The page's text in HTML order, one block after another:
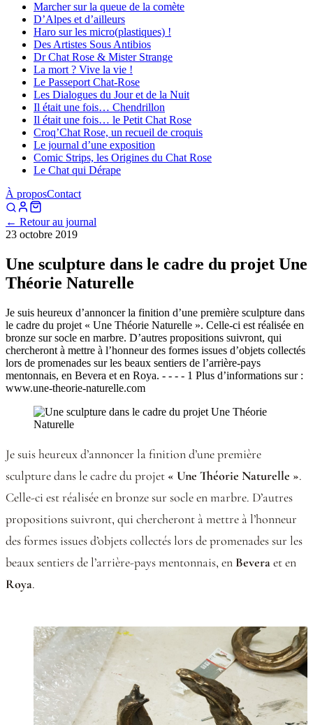
Marcher sur la queue de la comète
D’Alpes et d’ailleurs
Haro sur les micro(plastiques) !
Des Artistes Sous Antibios
Dr Chat Rose & Mister Strange
La mort ? Vive la vie !
Le Passeport Chat-Rose
Les Dialogues du Jour et de la Nuit
Il était une fois… Chendrillon
Il était une fois… le Petit Chat Rose
Croq’Chat Rose, un recueil de croquis
Le journal d’une exposition
Comic Strips, les Origines du Chat Rose
Le Chat qui Dérape
À proposContact
← Retour au journal
23 octobre 2019
Une sculpture dans le cadre du projet Une
Théorie Naturelle
Je suis heureux d’annoncer la finition d’une première sculpture dans
le cadre du projet « Une Théorie Naturelle ». Celle-ci est réalisée en
bronze sur socle en marbre. D’autres propositions suivront, qui
chercheront à mettre à l’honneur des formes issues d’objets collectés
lors de promenades sur les beaux sentiers de l’arrière-pays
mentonnais, en Bevera et en Roya. - - - - 1 Plus d’informations sur :
www.une-theorie-naturelle.com
Je suis heureux d’annoncer la finition d’une première
sculpture dans le cadre du projet « Une Théorie Naturelle ».
Celle-ci est réalisée en bronze sur socle en marbre. D’autres
propositions suivront, qui chercheront à mettre à l’honneur
des formes issues d’objets collectés lors de promenades sur les
beaux sentiers de l’arrière-pays mentonnais, en Beveraet en
Roya.